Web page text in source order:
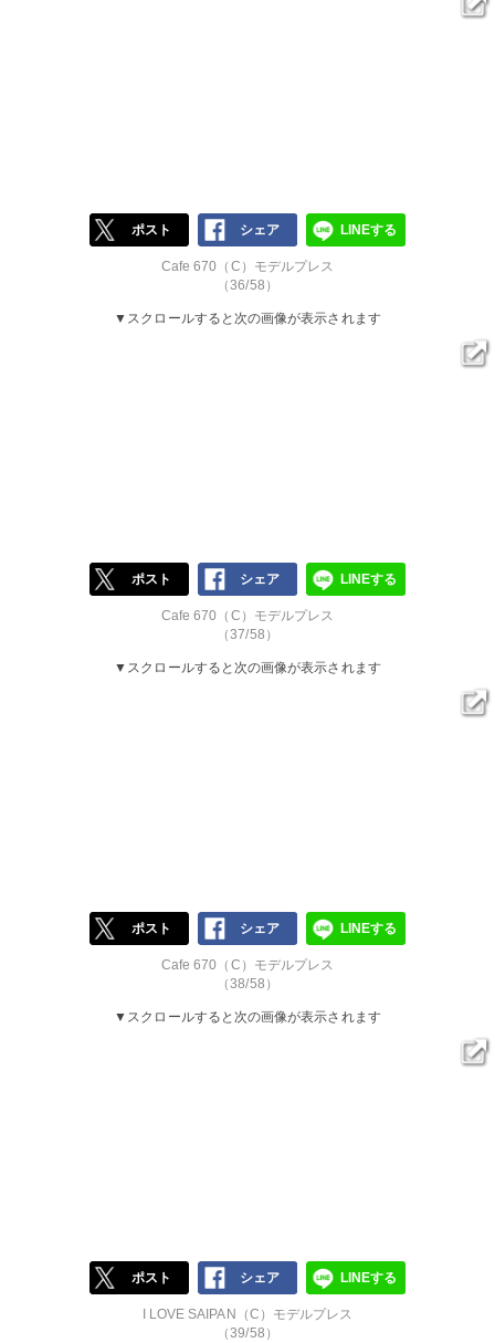
ポスト シェア LINEする
Cafe 670（C）モデルプレス
（36/58）
▼スクロールすると次の画像が表示されます
ポスト シェア LINEする
Cafe 670（C）モデルプレス
（37/58）
▼スクロールすると次の画像が表示されます
ポスト シェア LINEする
Cafe 670（C）モデルプレス
（38/58）
▼スクロールすると次の画像が表示されます
ポスト シェア LINEする
I LOVE SAIPAN（C）モデルプレス
（39/58）